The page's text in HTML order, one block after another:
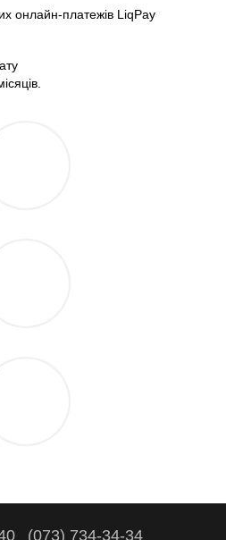
онлайн-платежів LiqPay
(073) 734-34-34